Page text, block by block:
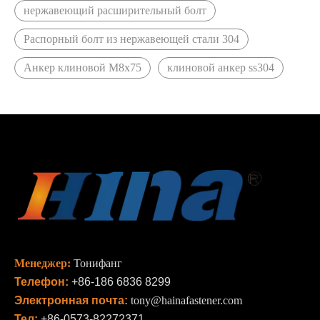
нержавеющий расширительный болт
Распорный болт из нержавеющей стали 304
Анкер клиновой М8х75 клиновой анкер ss304
Менеджер: Тонифанг
Телефон: +86-186 6836 8299
Электронная почта: tony@hainafastener.com